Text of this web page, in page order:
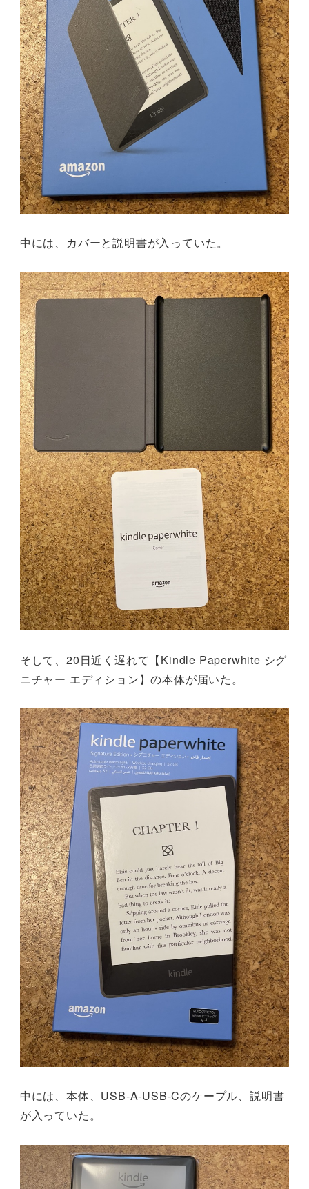
中には、カバーと説明書が入っていた。
そして、20日近く遅れて【Kindle Paperwhite シグ
ニチャー エディション】の本体が届いた。
中には、本体、USB-A-USB-Cのケープル、説明書
が入っていた。